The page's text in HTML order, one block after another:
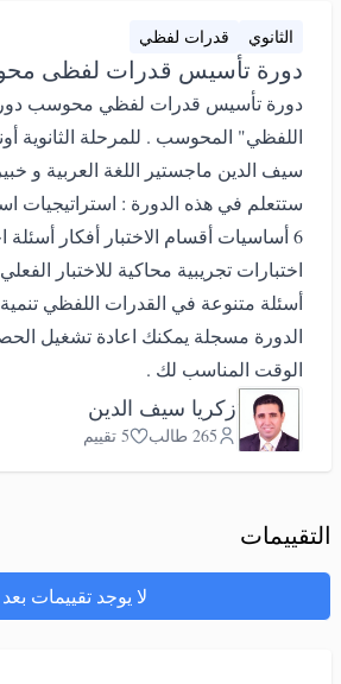
الثانوي قدرات لفظي
دورة تأسيس قدرات لفظى
دورة تأسيس قدرات لفظي محوسب
اللفظي" المحوسب . للمرحلة الثانوية
سيف الدين ماجستير اللغة العربية و
ستتعلم في هذه الدورة : استراتيجيات
6 أساسيات أقسام الاختبار أفكار أسئلة
اختبارات تجريبية محاكية للاختبار
أسئلة متنوعة في القدرات اللفظي تنمية
الدورة مسجلة يمكنك اعادة تشغيل
الوقت المناسب لك .
زكريا سيف الدين
265 طالب 5 تقييم
التقييمات
لا يوجد تقييمات بعد